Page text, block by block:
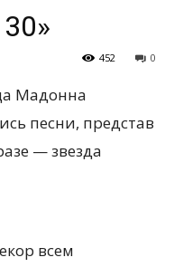
0
452
Мадонна
песни, представ
— звезда
всем